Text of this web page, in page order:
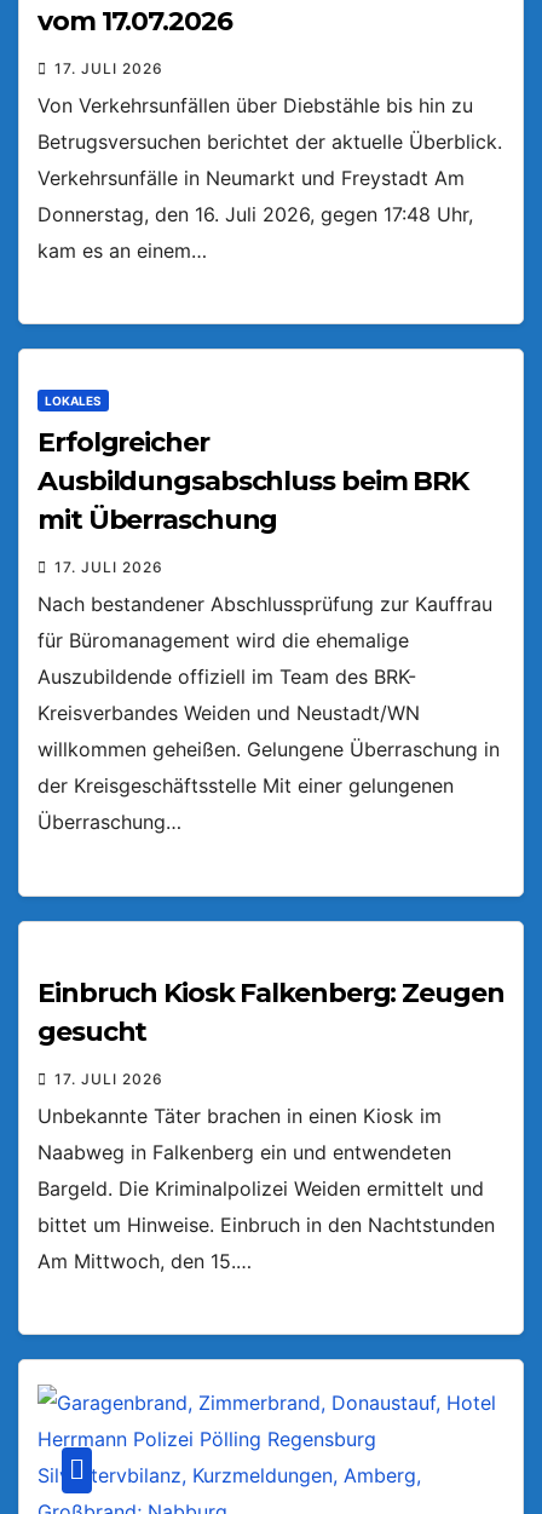
vom 17.07.2026
17. JULI 2026
Von Verkehrsunfällen über Diebstähle bis hin zu
Betrugsversuchen berichtet der aktuelle Überblick.
Verkehrsunfälle in Neumarkt und Freystadt Am
Donnerstag, den 16. Juli 2026, gegen 17:48 Uhr,
kam es an einem…
LOKALES
Erfolgreicher
Ausbildungsabschluss beim BRK
mit Überraschung
17. JULI 2026
Nach bestandener Abschlussprüfung zur Kauffrau
für Büromanagement wird die ehemalige
Auszubildende offiziell im Team des BRK-
Kreisverbandes Weiden und Neustadt/WN
willkommen geheißen. Gelungene Überraschung in
der Kreisgeschäftsstelle Mit einer gelungenen
Überraschung…
Einbruch Kiosk Falkenberg: Zeugen
gesucht
17. JULI 2026
Unbekannte Täter brachen in einen Kiosk im
Naabweg in Falkenberg ein und entwendeten
Bargeld. Die Kriminalpolizei Weiden ermittelt und
bittet um Hinweise. Einbruch in den Nachtstunden
Am Mittwoch, den 15.…